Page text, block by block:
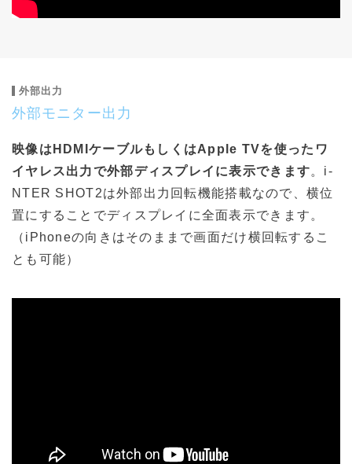
外部出力
外部モニター出力
映像はHDMIケーブルもしくはApple TVを使ったワ
イヤレス出力で外部ディスプレイに表示できます。i-
NTER SHOT2は外部出力回転機能搭載なので、横位
置にすることでディスプレイに全面表示できます。
（iPhoneの向きはそのままで画面だけ横回転するこ
とも可能）